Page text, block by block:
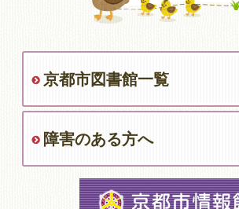
京都市図書館一覧
障害のある方へ